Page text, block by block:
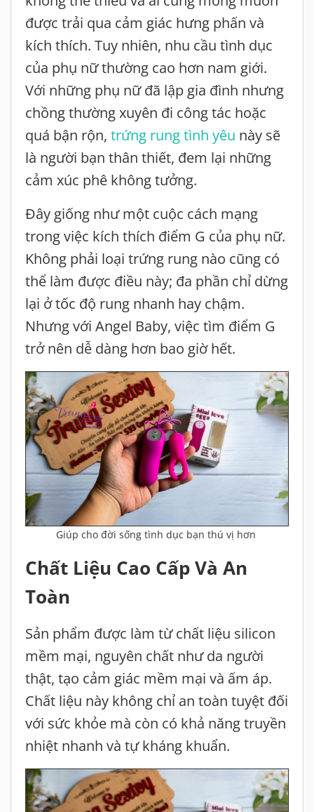
được trải qua cảm giác hưng phấn và
kích thích. Tuy nhiên, nhu cầu tình dục
của phụ nữ thường cao hơn nam giới.
Với những phụ nữ đã lập gia đình nhưng
chồng thường xuyên đi công tác hoặc
quá bận rộn, trứng rung tình yêu này sẽ
là người bạn thân thiết, đem lại những
cảm xúc phê không tưởng.
Đây giống như một cuộc cách mạng
trong việc kích thích điểm G của phụ nữ.
Không phải loại trứng rung nào cũng có
thể làm được điều này; đa phần chỉ dừng
lại ở tốc độ rung nhanh hay chậm.
Nhưng với Angel Baby, việc tìm điểm G
trở nên dễ dàng hơn bao giờ hết.
Giúp cho đời sống tình dục bạn thú vị hơn
Chất Liệu Cao Cấp Và An
Toàn
Sản phẩm được làm từ chất liệu silicon
mềm mại, nguyên chất như da người
thật, tạo cảm giác mềm mại và ấm áp.
Chất liệu này không chỉ an toàn tuyệt đối
với sức khỏe mà còn có khả năng truyền
nhiệt nhanh và tự kháng khuẩn.